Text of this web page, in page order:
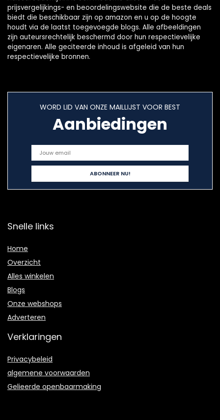
prijsvergelijkings- en beoordelingswebsite die de beste deals
biedt die beschikbaar zijn op amazon en u op de hoogte
houdt via de laatst toegevoegde blogs. Alle afbeeldingen
zijn auteursrechtelijk beschermd door hun respectievelijke
eigenaren. Alle geciteerde inhoud is afgeleid van hun
respectievelijke bronnen.
WORD LID VAN ONZE MAILLIJST VOOR BEST
Aanbiedingen
Snelle links
Home
Overzicht
Alles winkelen
Blogs
Onze webshops
Adverteren
Verklaringen
Privacybeleid
algemene voorwaarden
Gelieerde openbaarmaking